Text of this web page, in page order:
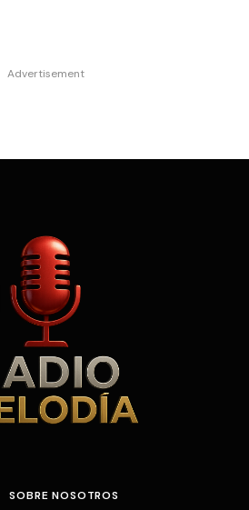
Advertisement
SOBRE NOSOTROS